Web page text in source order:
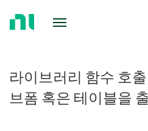
라이브러리 함수 호
브폼 혹은 테이블을